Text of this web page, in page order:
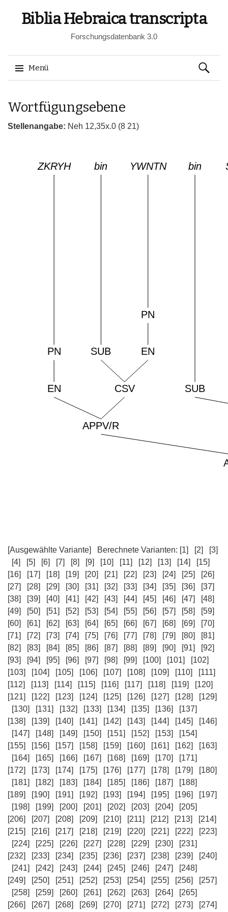
Biblia Hebraica transcripta
Forschungsdatenbank 3.0
Menü
zum
Suchen
nach:
Wortfügungsebene
Stellenangabe: Neh 12,35x.0 (8 21)
[Ausgewählte Variante] Berechnete Varianten: [1] [2]
[3]
[4]
[5] [6] [7] [8] [9] [10] [11] [12] [13] [14]
[15]
[16]
[17] [18] [19] [20] [21] [22] [23] [24] [25]
[26]
[27]
[28] [29] [30] [31] [32] [33] [34] [35] [36]
[37]
[38]
[39] [40] [41] [42] [43] [44] [45] [46] [47]
[48]
[49]
[50] [51] [52] [53] [54] [55] [56] [57] [58]
[59]
[60]
[61] [62] [63] [64] [65] [66] [67] [68] [69]
[70]
[71]
[72] [73] [74] [75] [76] [77] [78] [79] [80]
[81]
[82]
[83] [84] [85] [86] [87] [88] [89] [90] [91]
[92]
[93]
[94] [95] [96] [97] [98] [99] [100] [101]
[102]
[103]
[104] [105] [106] [107] [108] [109] [110]
[111]
[112]
[113] [114] [115] [116] [117] [118] [119]
[120]
[121]
[122] [123] [124] [125] [126] [127] [128]
[129]
[130]
[131] [132] [133] [134] [135] [136]
[137]
[138]
[139] [140] [141] [142] [143] [144] [145]
[146]
[147]
[148] [149] [150] [151] [152] [153]
[154]
[155]
[156] [157] [158] [159] [160] [161] [162]
[163]
[164]
[165] [166] [167] [168] [169] [170]
[171]
[172]
[173] [174] [175] [176] [177] [178] [179]
[180]
[181]
[182] [183] [184] [185] [186] [187]
[188]
[189]
[190] [191] [192] [193] [194] [195] [196]
[197]
[198]
[199] [200] [201] [202] [203] [204]
[205]
[206]
[207] [208] [209] [210] [211] [212] [213]
[214]
[215]
[216] [217] [218] [219] [220] [221] [222]
[223]
[224]
[225] [226] [227] [228] [229] [230]
[231]
[232]
[233] [234] [235] [236] [237] [238] [239]
[240]
[241]
[242] [243] [244] [245] [246] [247]
[248]
[249]
[250] [251] [252] [253] [254] [255] [256]
[257]
[258]
[259] [260] [261] [262] [263] [264]
[265]
[266]
[267] [268] [269] [270] [271] [272] [273]
[274]